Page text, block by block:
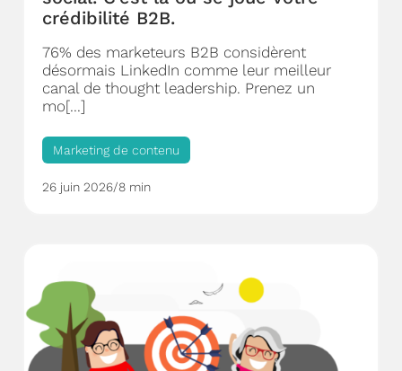
crédibilité B2B.
76% des marketeurs B2B considèrent
désormais LinkedIn comme leur meilleur
canal de thought leadership. Prenez un
mo[...]
Marketing de contenu
26 juin 2026/8 min